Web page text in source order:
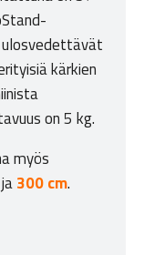
kärkien
on 5 kg.
myös
ja300 cm.